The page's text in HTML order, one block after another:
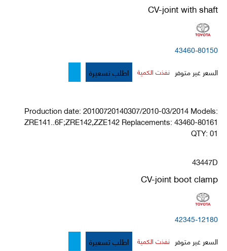
CV-joint with shaft
43460-80150
السعر غير متوفر نفذت الكمية اطلب تسعيرة
Production date: 20100720140307/2010-03/2014 Models:
ZRE141..6F;ZRE142,ZZE142 Replacements: 43460-80161
QTY: 01
43447D
CV-joint boot clamp
42345-12180
السعر غير متوفر نفذت الكمية اطلب تسعيرة